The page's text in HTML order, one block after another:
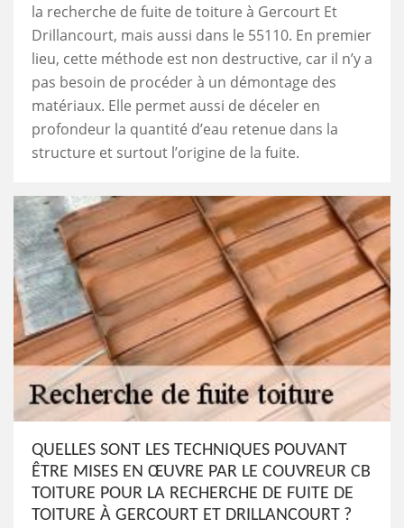
la recherche de fuite de toiture à Gercourt Et
Drillancourt, mais aussi dans le 55110. En premier
lieu, cette méthode est non destructive, car il n’y a
pas besoin de procéder à un démontage des
matériaux. Elle permet aussi de déceler en
profondeur la quantité d’eau retenue dans la
structure et surtout l’origine de la fuite.
QUELLES SONT LES TECHNIQUES POUVANT
ÊTRE MISES EN ŒUVRE PAR LE COUVREUR CB
TOITURE POUR LA RECHERCHE DE FUITE DE
TOITURE À GERCOURT ET DRILLANCOURT ?